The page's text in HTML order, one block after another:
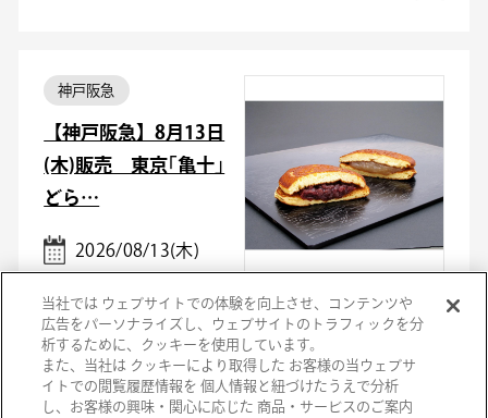
神戸阪急
【神戸阪急】8月13日
(木)販売 東京｢亀十｣
どら…
2026/08/13(木)
当社では ウェブサイトでの体験を向上させ、コンテンツや
広告をパーソナライズし、ウェブサイトのトラフィックを分
析するために、クッキーを使用しています。
また、当社は クッキーにより取得した お客様の当ウェブサ
イトでの閲覧履歴情報を 個人情報と紐づけたうえで分析
し、お客様の興味・関心に応じた 商品・サービスのご案内